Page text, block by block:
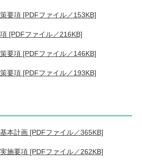
要項 [PDFファイル／153KB]
[PDFファイル／216KB]
要項 [PDFファイル／146KB]
要項 [PDFファイル／193KB]
本計画 [PDFファイル／365KB]
施要項 [PDFファイル／262KB]